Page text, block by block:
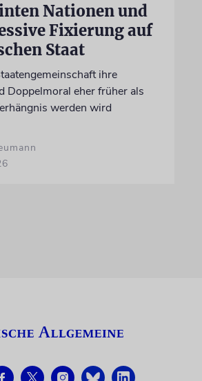
Nationen und
Fixierung auf
Staat
ihre
Doppelmoral eher früher als
werden wird